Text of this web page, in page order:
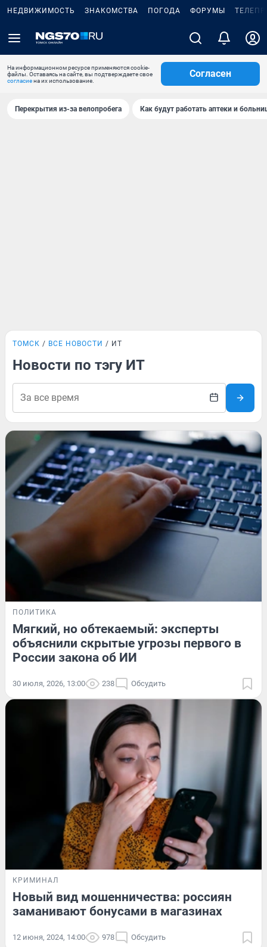
НЕДВИЖИМОСТЬ ЗНАКОМСТВА ПОГОДА ФОРУМЫ
На информационном ресурсе применяются cookie-
файлы. Оставаясь на сайте, вы подтверждаете свое
согласиена их использование.
Согласен
Перекрытия из-за велопробега Как будут работать аптеки и
ТОМСК ВСЕ НОВОСТИ ИТ
Новости по тэгу ИТ
ПОЛИТИКА
Мягкий, но обтекаемый: эксперты
объяснили скрытые угрозы первого в
России закона об ИИ
30 июля, 2026, 13:00 238 Обсудить
КРИМИНАЛ
Новый вид мошенничества: россиян
заманивают бонусами в магазинах
12 июня, 2024, 14:00 978 Обсудить